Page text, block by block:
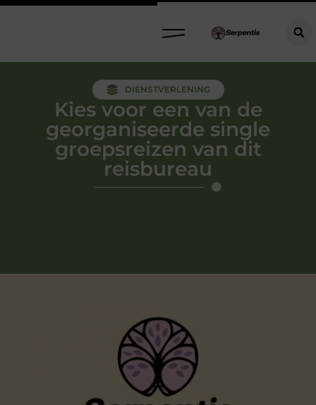
DIENSTVERLENING
Kies voor een van de
georganiseerde single
groepsreizen van dit
reisbureau